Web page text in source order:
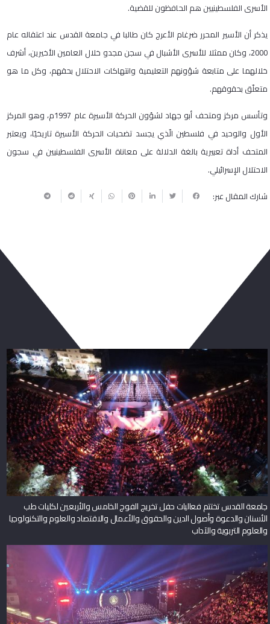
الأسرى الفلسطينيين هم الحافظون للقضية.
يذكر أن الأسير المحرر ضرغام الأعرج كان طالبا في جامعة القدس عند اعتقاله عام
2000، وكان ممثلا للأسرى الأشبال في سجن مجدو خلال العامين الأخيرين، أشرف
خلالهما على متابعة شؤونهم التعليمية وانتهاكات الاحتلال بحقهم، وكل ما هو
متعلّق بحقوقهم.
وتأسس مركز ومتحف أبو جهاد لشؤون الحركة الأسيرة عام 1997م، وهو المركز
الأول والوحيد في فلسطين الّذي يجسد تضحيات الحركة الأسيرة تاريخيّا، ويعتبر
المتحف أداة تعبيرية بالغة الدلالة على معاناة الأسرى الفلسطينيين في سجون
الاحتلال الإسرائيلي.
شارك المقال عبر:
جامعة القدس تختتم فعاليات حفل تخريج الفوج الخامس والأربعين لكليات طب
الأسنان والدعوة وأصول الدين والحقوق والأعمال والاقتصاد والعلوم والتكنولوجيا
والعلوم التربوية والآداب